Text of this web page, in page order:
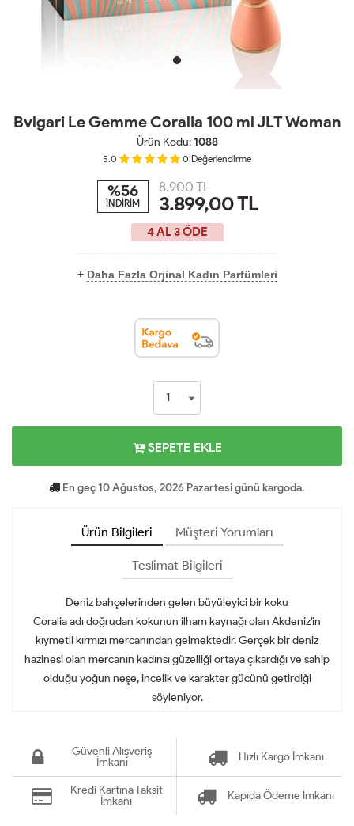
Bvlgari Le Gemme Coralia 100 ml JLT Woman
Ürün Kodu:1088
5.0 0 Değerlendirme
%56
İNDİRİM
8.900 TL
3.899,00TL
4 AL 3 ÖDE
+ Daha Fazla Orjinal Kadın Parfümleri
SEPETE EKLE
En geç 10 Ağustos, 2026 Pazartesi günü kargoda.
Ürün Bilgileri Müşteri Yorumları
Teslimat Bilgileri
Deniz bahçelerinden gelen büyüleyici bir koku
Coralia adı doğrudan kokunun ilham kaynağı olan Akdeniz'in
kıymetli kırmızı mercanından gelmektedir. Gerçek bir deniz
hazinesi olan mercanın kadınsı güzelliği ortaya çıkardığı ve sahip
olduğu yoğun neşe, incelik ve karakter gücünü getirdiği
söyleniyor.
Güvenli Alışveriş
İmkanı
Hızlı Kargo İmkanı
Kredi Kartına Taksit
İmkanı
Kapıda Ödeme İmkanı